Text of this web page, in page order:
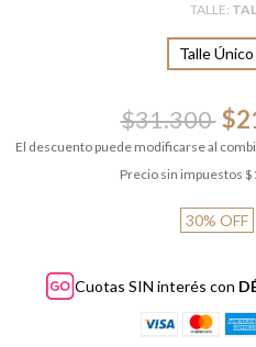
TALLE:
Talle Único
$31.300
El descuento puede modificarse al
Precio sin impuestos
30% OFF
Cuotas SIN interés con